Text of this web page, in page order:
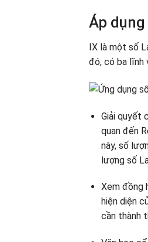
Áp
IX là một số
đó, có ba lĩnh
Giải quyết
quan đến
này, số
lượng số
Xem đồng
hiện diện
cần thành